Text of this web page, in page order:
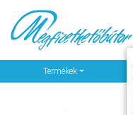
Termékek